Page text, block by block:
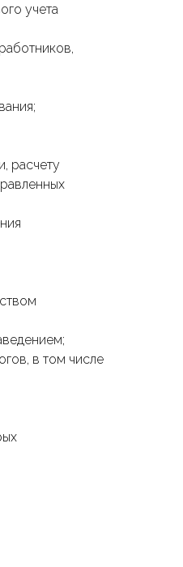
учета
расчету
в том числе